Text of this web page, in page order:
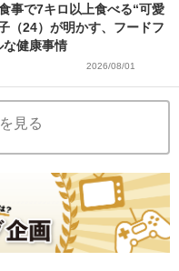
事で7キロ以上食べる“可愛
（24）が明かす、フードフ
な健康事情
2026/08/01
見る